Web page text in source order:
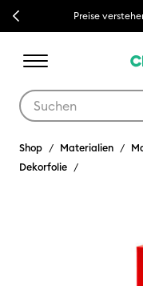
Previous Preise
Shop Materialien
Dekorfolie